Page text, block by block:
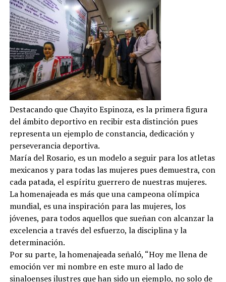
Destacando que Chayito Espinoza, es la primera figura
del ámbito deportivo en recibir esta distinción pues
representa un ejemplo de constancia, dedicación y
perseverancia deportiva.
María del Rosario, es un modelo a seguir para los atletas
mexicanos y para todas las mujeres pues demuestra, con
cada patada, el espíritu guerrero de nuestras mujeres.
La homenajeada es más que una campeona olímpica
mundial, es una inspiración para las mujeres, los
jóvenes, para todos aquellos que sueñan con alcanzar la
excelencia a través del esfuerzo, la disciplina y la
determinación.
Por su parte, la homenajeada señaló, “Hoy me llena de
emoción ver mi nombre en este muro al lado de
sinaloenses ilustres que han sido un ejemplo, no solo de